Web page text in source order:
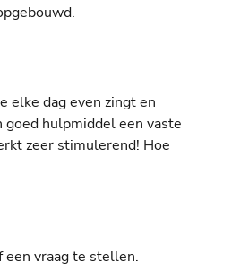
elke dag even zingt en
hulpmiddel een vaste
zeer stimulerend! Hoe
vraag te stellen.